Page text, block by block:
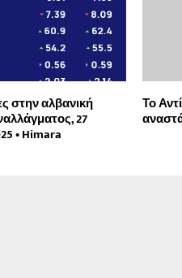
στην αλβανική
27
• Himara
Το